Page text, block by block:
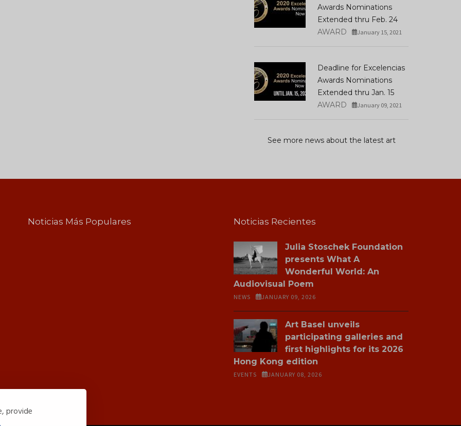
provide
Awards Nominations
Extended thru Feb. 24
AWARD
January 15, 2021
Deadline for Excelencias
Awards Nominations
Extended thru Jan. 15
AWARD
January 09, 2021
See more news about the latest art
Noticias Más Populares Noticias Recientes
Julia Stoschek Foundation
presents What A
Wonderful World: An
Audiovisual Poem
NEWS JANUARY 09, 2026
Art Basel unveils
participating galleries and
first highlights for its 2026
Hong Kong edition
EVENTS JANUARY 08, 2026